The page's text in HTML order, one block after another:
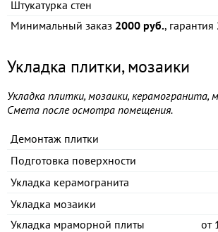
Штукатурка стен
Минимальный заказ 2000 руб., гарантия
Укладка плитки, мозаики
Укладка плитки, мозаики, керамогранита,
Смета после осмотра помещения.
Демонтаж плитки
Подготовка поверхности
Укладка керамогранита
Укладка мозаики
Укладка мраморной плиты от